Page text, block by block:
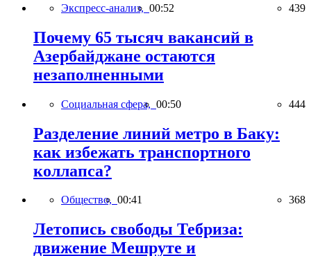
Экспресс-анализ, 00:52 439
Почему 65 тысяч вакансий в
Азербайджане остаются
незаполненными
Социальная сфера, 00:50 444
Разделение линий метро в Баку:
как избежать транспортного
коллапса?
Общество, 00:41 368
Летопись свободы Тебриза:
движение Мешруте и